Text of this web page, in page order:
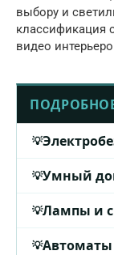
выбору и
классификация
видео
Умный
Лампы и